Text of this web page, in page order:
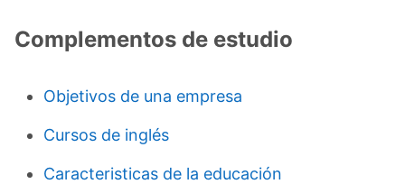
Complementos de estudio
Objetivos de una empresa
Cursos de inglés
Caracteristicas de la educación